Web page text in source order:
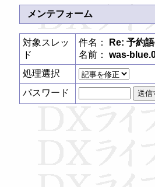
メンテフォーム
対象スレッ
ド
件名：
Re: 予約
名前： was-
処理選択
パスワード